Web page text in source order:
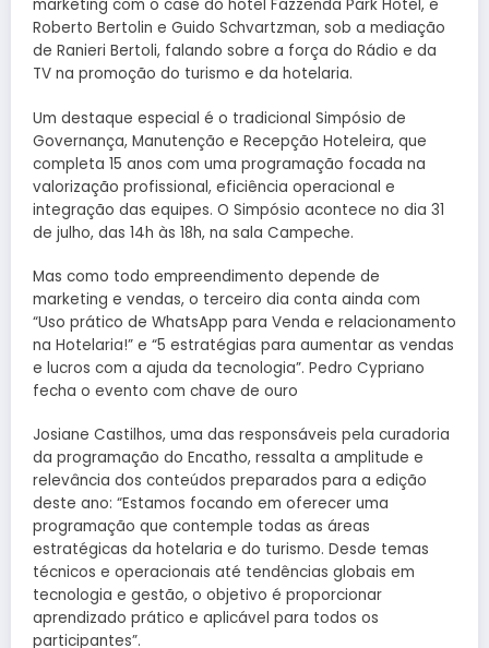
marketing com o case do hotel Fazzenda Park Hotel, e
Roberto Bertolin e Guido Schvartzman, sob a mediação
de Ranieri Bertoli, falando sobre a força do Rádio e da
TV na promoção do turismo e da hotelaria.
Um destaque especial é o tradicional Simpósio de
Governança, Manutenção e Recepção Hoteleira, que
completa 15 anos com uma programação focada na
valorização profissional, eficiência operacional e
integração das equipes. O Simpósio acontece no dia 31
de julho, das 14h às 18h, na sala Campeche.
Mas como todo empreendimento depende de
marketing e vendas, o terceiro dia conta ainda com
“Uso prático de WhatsApp para Venda e relacionamento
na Hotelaria!” e “5 estratégias para aumentar as vendas
e lucros com a ajuda da tecnologia”. Pedro Cypriano
fecha o evento com chave de ouro
Josiane Castilhos, uma das responsáveis pela curadoria
da programação do Encatho, ressalta a amplitude e
relevância dos conteúdos preparados para a edição
deste ano: “Estamos focando em oferecer uma
programação que contemple todas as áreas
estratégicas da hotelaria e do turismo. Desde temas
técnicos e operacionais até tendências globais em
tecnologia e gestão, o objetivo é proporcionar
aprendizado prático e aplicável para todos os
participantes”.